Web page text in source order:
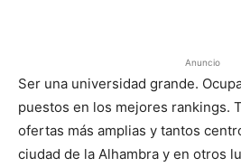
Anuncio
Ser una universidad grande.
puestos en los mejores rankings.
ofertas más amplias y tantos
ciudad de la Alhambra y en otros